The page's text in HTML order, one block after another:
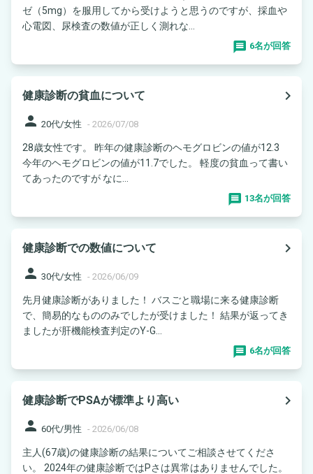
ゼ（5mg）を服用してから受けようと思うのですが、採血や
心電図、尿検査の数値が正しく測れな...
6名が回答
健康診断の貧血について
navigate_next
person 20代/女性 - 2026/07/08
28歳女性です。 昨年の健康診断のヘモグロビンの値が12.3
今年のヘモグロビンの値が11.7でした。 軽度の貧血って書い
てあったのですが なに...
13名が回答
健康診断での数値について
navigate_next
person 30代/女性 - 2026/06/09
先月健康診断がありました！ バスごと職場に来る健康診断
で、簡易的なもののみでしたが受けました！ 結果が返ってき
ましたが肝機能検査判定のY-G...
6名が回答
健康診断でPSAが標準より高い
navigate_next
person 60代/男性 - 2026/06/08
主人(67歳)の健康診断の結果についてご相談させてくださ
い。 2024年の健康診断ではPさは異常はありませんでした。